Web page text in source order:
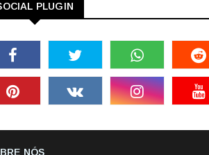
PLUGIN
NÓS